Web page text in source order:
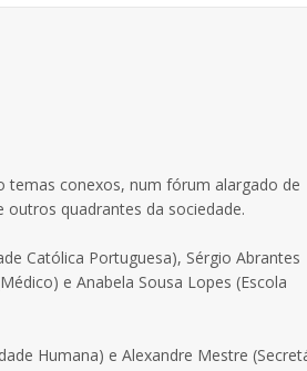
conexos, num fórum alargado de
quadrantes da sociedade.
Católica Portuguesa), Sérgio Abrantes
e Anabela Sousa Lopes (Escola
Humana) e Alexandre Mestre